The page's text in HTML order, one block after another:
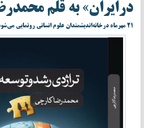
درایران» به قلم
۲۱ مهرماه درخانه‌اندیشمندان علوم انسانی رونمایی می‌شود